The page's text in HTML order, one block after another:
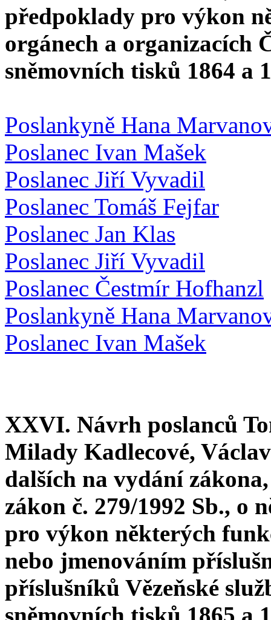
předpoklady pro výkon
orgánech a organizacích
sněmovních tisků 1864 a
Poslankyně Hana
Poslanec Ivan Mašek
Poslanec Jiří Vyvadil
Poslanec Tomáš Fejfar
Poslanec Jan Klas
Poslanec Jiří Vyvadil
Poslanec Čestmír Hofhanzl
Poslankyně Hana
Poslanec Ivan Mašek
XXVI. Návrh poslanců
Milady Kadlecové,
dalších na vydání
zákon č. 279/1992 Sb., o
pro výkon některých
nebo jmenováním
příslušníků Vězeňské
sněmovních tisků 1865 a